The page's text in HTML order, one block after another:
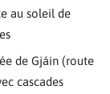
au soleil de
de Gjáin (route
cascades